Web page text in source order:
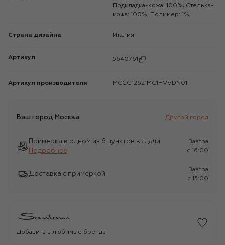
Подкладка-кожа: 100%; Стелька-
кожа: 100%; Полимер: 1%;
Страна дизайна Италия
Артикул 5640761
Артикул производителя MCCG12621MC1HVVDN01
Ваш город Москва Другой город
Примерка в одном из 6 пунктов выдачи
Подробнее
Завтра
c 16:00
Доставка с примеркой
Завтра
c 13:00
Добавить в любимые бренды